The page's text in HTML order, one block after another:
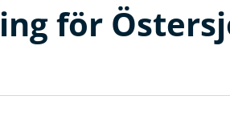
för